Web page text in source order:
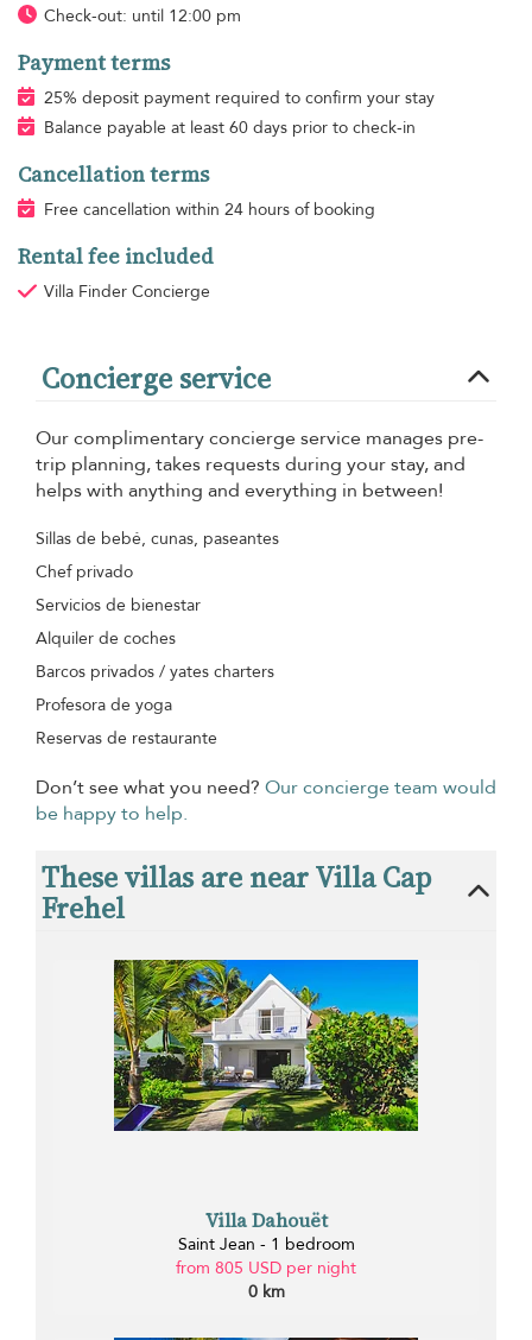
Check-out: until 12:00 pm
Payment terms
25% deposit payment required to confirm your stay
Balance payable at least 60 days prior to check-in
Cancellation terms
Free cancellation within 24 hours of booking
Rental fee included
Villa Finder Concierge
Concierge service
Our complimentary concierge service manages pre-
trip planning, takes requests during your stay, and
helps with anything and everything in between!
Sillas de bebé, cunas, paseantes
Chef privado
Servicios de bienestar
Alquiler de coches
Barcos privados / yates charters
Profesora de yoga
Reservas de restaurante
Don’t see what you need? Our concierge team would
be happy to help.
These villas are near Villa Cap
Frehel
Villa Dahouët
Saint Jean - 1 bedroom
from 805 USD per night
0 km